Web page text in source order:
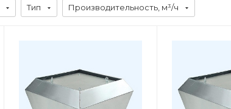
Тип Производительность, м³/ч